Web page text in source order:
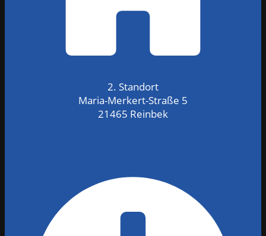
2. Standort
Maria-Merkert-Straße 5
21465 Reinbek